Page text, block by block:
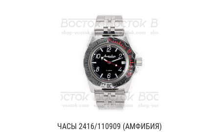
ЧАСЫ 2416/110909 (АМФИБИЯ)